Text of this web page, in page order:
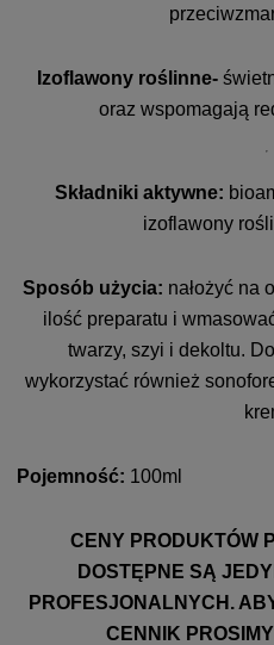
Izoflawony roślinne-
oraz wspomagają
Składniki aktywne:
izoflawony
Sposób użycia: nałożyć na
ilość preparatu i
twarzy, szyi i dekoltu.
wykorzystać również
Pojemność: 100ml
CENY PRODUKTÓW
DOSTĘPNE SĄ
PROFESJONALNYCH.
CENNIK